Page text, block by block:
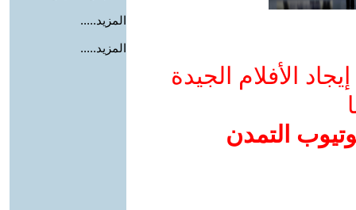
الأفلام الجيدة
التمدن
المزيد.....
المزيد.....